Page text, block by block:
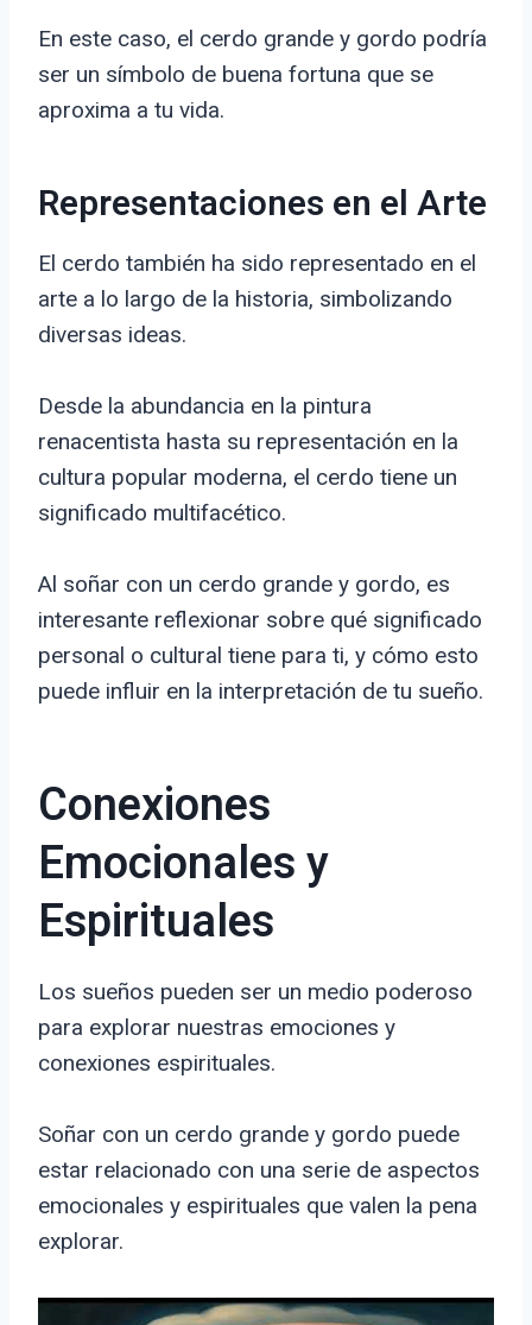
En este caso, el cerdo grande y gordo podría
ser un símbolo de buena fortuna que se
aproxima a tu vida.
Representaciones en el Arte
El cerdo también ha sido representado en el
arte a lo largo de la historia, simbolizando
diversas ideas.
Desde la abundancia en la pintura
renacentista hasta su representación en la
cultura popular moderna, el cerdo tiene un
significado multifacético.
Al soñar con un cerdo grande y gordo, es
interesante reflexionar sobre qué significado
personal o cultural tiene para ti, y cómo esto
puede influir en la interpretación de tu sueño.
Conexiones
Emocionales y
Espirituales
Los sueños pueden ser un medio poderoso
para explorar nuestras emociones y
conexiones espirituales.
Soñar con un cerdo grande y gordo puede
estar relacionado con una serie de aspectos
emocionales y espirituales que valen la pena
explorar.